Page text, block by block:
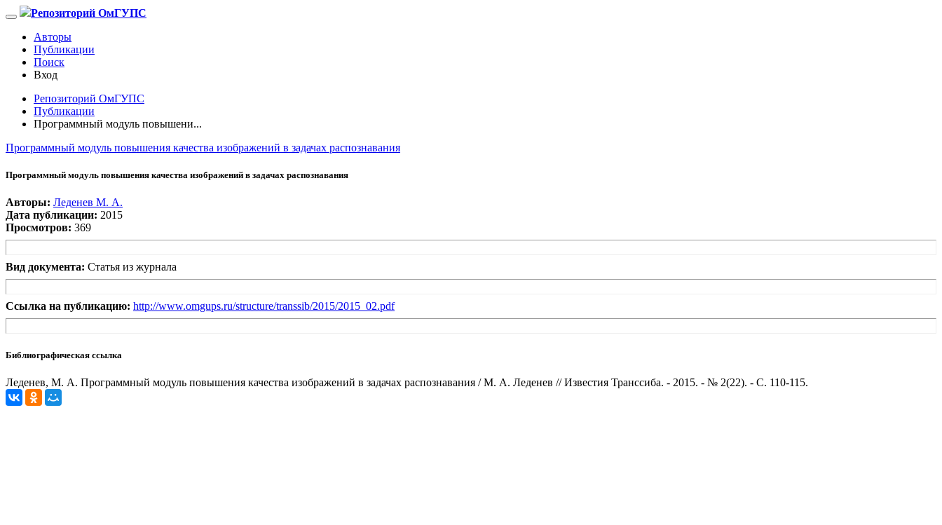
Репозиторий ОмГУПС
Авторы
Публикации
Поиск
Вход
Репозиторий ОмГУПС
Публикации
Программный модуль повышени...
Программный модуль повышения качества изображений в задачах распознавания
Программный модуль повышения качества изображений в задачах распознавания
Авторы: Леденев М. А.
Дата публикации: 2015
Просмотров: 369
Вид документа: Статья из журнала
Ссылка на публикацию: http://www.omgups.ru/structure/transsib/2015/2015_02.pdf
Библиографическая ссылка
Леденев, М. А. Программный модуль повышения качества изображений в задачах распознавания / М. А. Леденев // Известия Транссиба. - 2015. - № 2(22). - С. 110-115.